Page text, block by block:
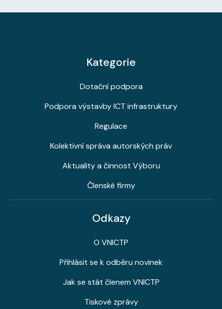
Kategorie
Dotační podpora
Podpora výstavby ICT infrastruktury
Regulace
Kolektivní správa autorských práv
Aktuality a činnost Výboru
Členské firmy
Odkazy
O VNICTP
Přihlásit se k odběru novinek
Jak se stát členem VNICTP
Tiskové zprávy